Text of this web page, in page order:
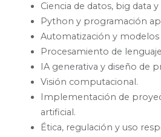
Ciencia de datos, big data y
Python y programación
Automatización y modelos
Procesamiento de
IA generativa y diseño de
Visión computacional.
Implementación de
artificial.
Ética, regulación y uso